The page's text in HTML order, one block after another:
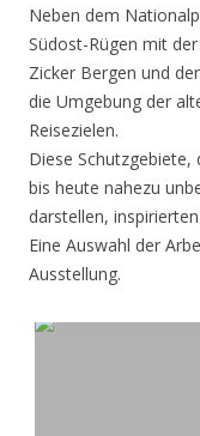
Neben dem
Südost-Rügen mit
Zicker Bergen und
die Umgebung der
Reisezielen.
Diese
bis heute nahezu
darstellen,
Eine Auswahl der
Ausstellung.